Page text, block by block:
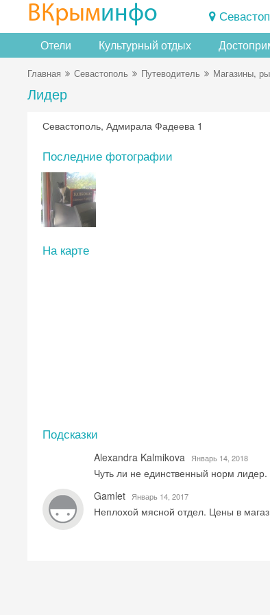
ВКрыминфо
Отели Культурный отдых
Главная Севастополь Путеводитель Магазины,
Лидер
Севастополь, Адмирала Фадеева 1
Последние фотографии
На карте
Подсказки
Alexandra Kalmikova Январь 14, 2018
Чуть ли не единственный норм лидер.
Gamlet
Январь 14, 2017
Неплохой мясной отдел. Цены в